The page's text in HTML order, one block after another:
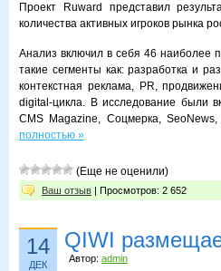
Проект Ruward представил
количества активных игроков рынка
Анализ включил в себя 46 наиболее
такие сегменты как: разработка и
контекстная реклама, PR,
digital-цикла. В исследование были
CMS Magazine, Соцмерка,
полностью »
(Еще не оценили)
Ваш отзыв | Просмотров: 2 652
14
ДЕК
QIWI
Автор: admin